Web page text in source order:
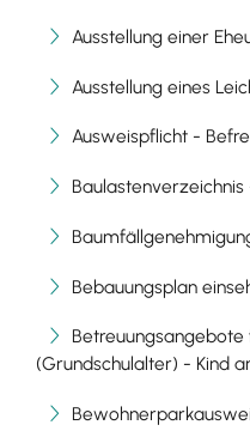
Ausstellung einer
Ausstellung eines
Ausweispflicht -
Bebauungsplan
Betreuungsangebote
(Grundschulalter) - Kind